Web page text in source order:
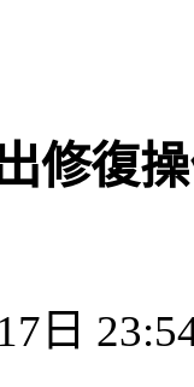
修復
日